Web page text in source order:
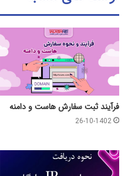
فرآیند ثبت سفارش هاست و دامنه
26-10-1402